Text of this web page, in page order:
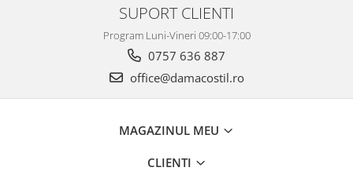
SUPORT CLIENTI
Program Luni-Vineri 09:00-17:00
0757 636 887
office@damacostil.ro
MAGAZINUL MEU
CLIENTI